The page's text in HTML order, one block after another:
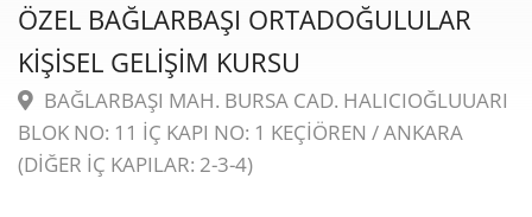
ÖZEL BAĞLARBAŞI ORTADOĞULULAR
KİŞİSEL GELİŞİM KURSU
BAĞLARBAŞI MAH. BURSA CAD. HALICIOĞLUUARI
BLOK NO: 11 İÇ KAPI NO: 1 KEÇİÖREN / ANKARA
(DİĞER İÇ KAPILAR: 2-3-4)